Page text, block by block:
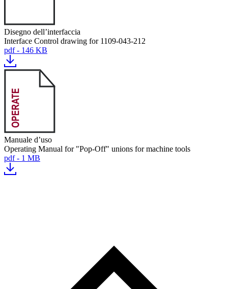
Disegno dell’interfaccia
Interface Control drawing for 1109-043-212
pdf - 146 KB
Manuale d’uso
Operating Manual for "Pop-Off" unions for machine tools
pdf - 1 MB